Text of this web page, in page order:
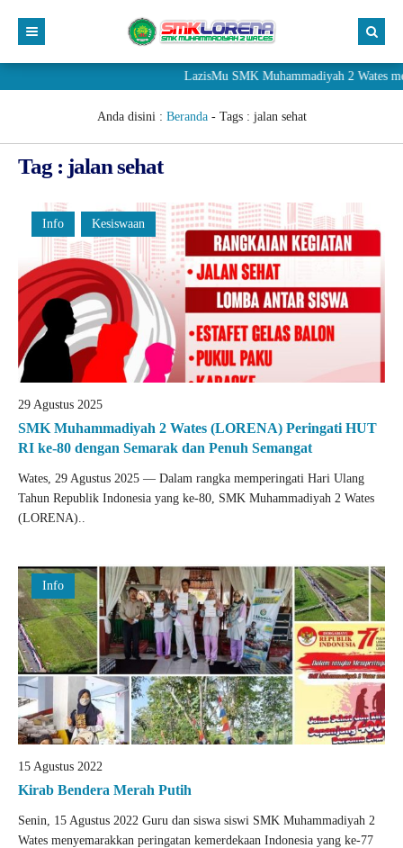
LazisMu SMK Muhammadiyah 2 Wates
Anda disini : Beranda- Tags : jalan sehat
Tag : jalan sehat
Info Kesiswaan
29 Agustus 2025
SMK Muhammadiyah 2 Wates (LORENA) Peringati HUT
RI ke-80 dengan Semarak dan Penuh Semangat
Wates, 29 Agustus 2025 — Dalam rangka memperingati Hari Ulang
Tahun Republik Indonesia yang ke-80, SMK Muhammadiyah 2 Wates
(LORENA)..
Info
15 Agustus 2022
Kirab Bendera Merah Putih
Senin, 15 Agustus 2022 Guru dan siswa siswi SMK Muhammadiyah 2
Wates menyemarakkan peringatan kemerdekaan Indonesia yang ke-77